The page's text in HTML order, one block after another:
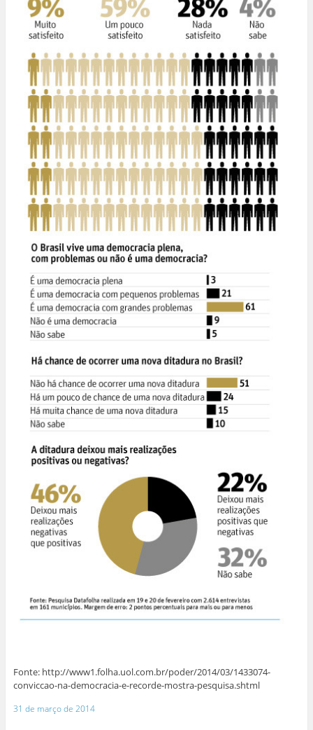
Fonte: http://www1.folha.uol.com.br/poder/2014/03/1433074-
conviccao-na-democracia-e-recorde-mostra-pesquisa.shtml
31 de março de 2014